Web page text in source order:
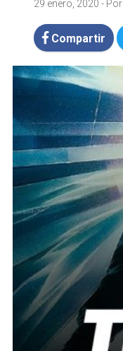
29 enero, 2020 - Por
Compartir